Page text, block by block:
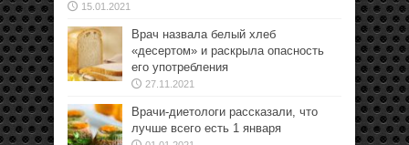
15.01.2021
Врач назвала белый хлеб
«десертом» и раскрыла опасность
его употребления
27.11.2021
Врачи-диетологи рассказали, что
лучше всего есть 1 января